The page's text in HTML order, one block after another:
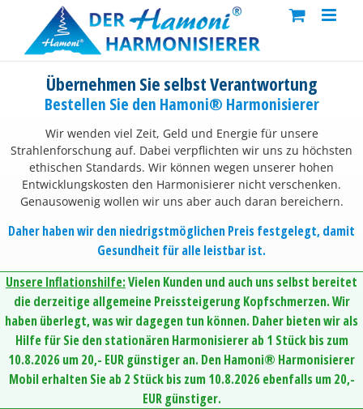
content
Übernehmen Sie selbst Verantwortung
Bestellen Sie den Hamoni® Harmonisierer
Wir wenden viel Zeit, Geld und Energie für unsere
Strahlenforschung auf. Dabei verpflichten wir uns zu höchsten
ethischen Standards. Wir können wegen unserer hohen
Entwicklungskosten den Harmonisierer nicht verschenken.
Genausowenig wollen wir uns aber auch daran bereichern.
Daher haben wir den niedrigstmöglichen Preis festgelegt, damit
Gesundheit für alle leistbar ist.
Unsere Inflationshilfe:Vielen Kunden und auch uns selbst bereitet
die derzeitige allgemeine Preissteigerung Kopfschmerzen. Wir
haben überlegt, was wir dagegen tun können. Daher bieten wir als
Hilfe für Sie den stationären Harmonisierer ab 1 Stück bis zum
10.8.2026 um 20,- EUR günstiger an. Den Hamoni® Harmonisierer
Mobil erhalten Sie ab 2 Stück bis zum 10.8.2026 ebenfalls um 20,-
EUR günstiger.